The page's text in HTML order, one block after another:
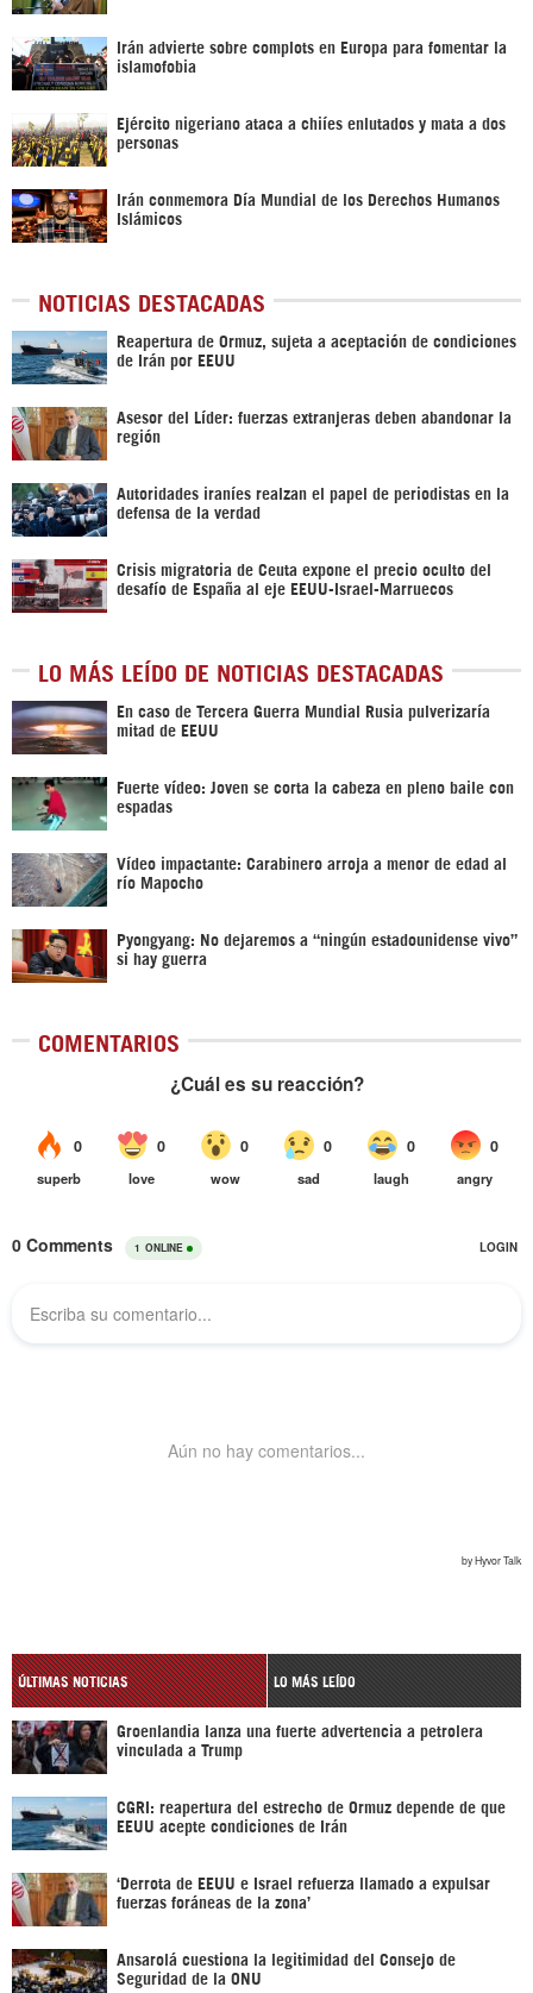
Irán advierte sobre complots en Europa para fomentar la
islamofobia
Ejército nigeriano ataca a chiíes enlutados y mata a dos
personas
Irán conmemora Día Mundial de los Derechos Humanos
Islámicos
NOTICIAS DESTACADAS
Reapertura de Ormuz, sujeta a aceptación de condiciones
de Irán por EEUU
Asesor del Líder: fuerzas extranjeras deben abandonar la
región
Autoridades iraníes realzan el papel de periodistas en la
defensa de la verdad
Crisis migratoria de Ceuta expone el precio oculto del
desafío de España al eje EEUU-Israel-Marruecos
LO MÁS LEÍDO DE NOTICIAS DESTACADAS
En caso de Tercera Guerra Mundial Rusia pulverizaría
mitad de EEUU
Fuerte vídeo: Joven se corta la cabeza en pleno baile con
espadas
Vídeo impactante: Carabinero arroja a menor de edad al
río Mapocho
Pyongyang: No dejaremos a “ningún estadounidense vivo”
si hay guerra
COMENTARIOS
ÚLTIMAS NOTICIAS LO MÁS LEÍDO
Groenlandia lanza una fuerte advertencia a petrolera
vinculada a Trump
CGRI: reapertura del estrecho de Ormuz depende de que
EEUU acepte condiciones de Irán
‘Derrota de EEUU e Israel refuerza llamado a expulsar
fuerzas foráneas de la zona’
Ansarolá cuestiona la legitimidad del Consejo de
Seguridad de la ONU